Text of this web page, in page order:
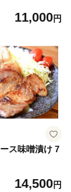
11,000円
ス味噌漬け 7
14,500円